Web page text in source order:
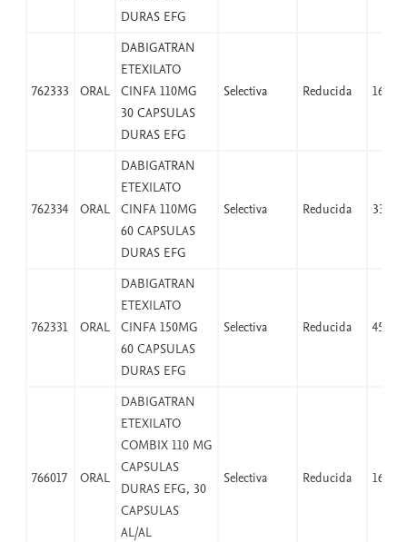
DURAS EFG
762333 ORAL
DABIGATRAN
ETEXILATO
CINFA 110MG
30 CAPSULAS
DURAS EFG
Selectiva Reducida 16,53
762334 ORAL
DABIGATRAN
ETEXILATO
CINFA 110MG
60 CAPSULAS
DURAS EFG
Selectiva Reducida 33,06
762331 ORAL
DABIGATRAN
ETEXILATO
CINFA 150MG
60 CAPSULAS
DURAS EFG
Selectiva Reducida 45,08
766017 ORAL
DABIGATRAN
ETEXILATO
COMBIX 110 MG
CAPSULAS
DURAS EFG, 30
CAPSULAS
AL/AL
Selectiva Reducida 16,53